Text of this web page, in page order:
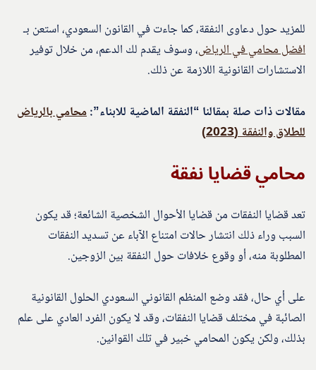
للمزيد حول دعاوى النفقة، كما جاءت في القانون السعودي، استعن بـ
افضل محامي في الرياض، وسوف يقدم لك الدعم، من خلال توفير
الاستشارات القانونية اللازمة عن ذلك.
مقالات ذات صلة بمقالنا “النفقة الماضية للابناء”:محامي بالرياض
للطلاق والنفقة (2023)
محامي قضايا نفقة
تعد قضايا النفقات من قضايا الأحوال الشخصية الشائعة؛ قد يكون
السبب وراء ذلك انتشار حالات امتناع الآباء عن تسديد النفقات
المطلوبة منه، أو وقوع خلافات حول النفقة بين الزوجين.
على أي حال، فقد وضع المنظم القانوني السعودي الحلول القانونية
الصائبة في مختلف قضايا النفقات، وقد لا يكون الفرد العادي على علم
بذلك، ولكن يكون المحامي خبير في تلك القوانين.